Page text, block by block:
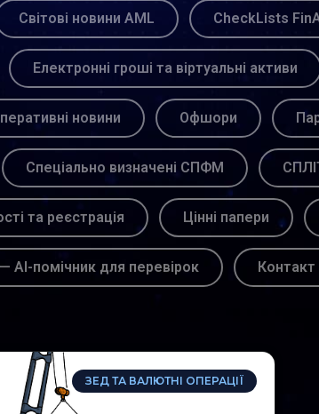
Світові новини AML CheckLists
Електронні гроші та віртуальні активи
новини Офшори
Спеціально визначені СПФМ
та реєстрація Цінні папери
AI-помічник для перевірок Контакт
ЗЕД ТА ВАЛЮТНІ ОПЕРАЦІЇ